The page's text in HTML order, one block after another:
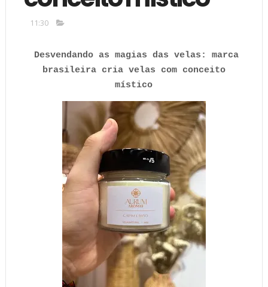
11:30
Desvendando as magias das velas: marca
brasileira cria velas com conceito
místico